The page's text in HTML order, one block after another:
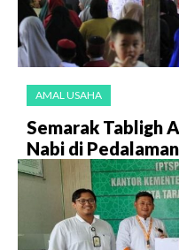
AMAL USAHA
Semarak Tabligh
Nabi di